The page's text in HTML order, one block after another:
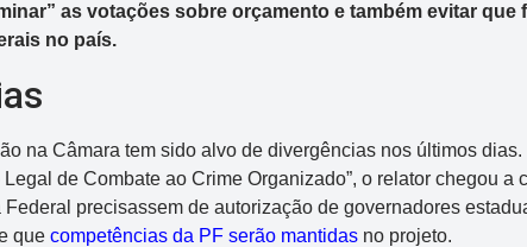
as votações sobre orçamento e também evitar que
no país.
na Câmara tem sido alvo de divergências nos últimos dias.
Legal de Combate ao Crime Organizado”, o relator chegou a
precisassem de autorização de governadores
que competências da PF serão mantidas no projeto.
08 11
08/2026
Sim
concurso:2994
Próximo
R$